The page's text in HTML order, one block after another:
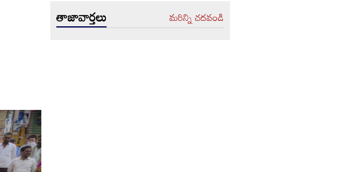
తాజావార్తలు మరిన్ని చదవండి